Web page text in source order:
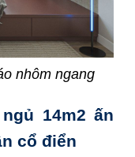
nhôm ngang
14m2 ấn
cổ điển